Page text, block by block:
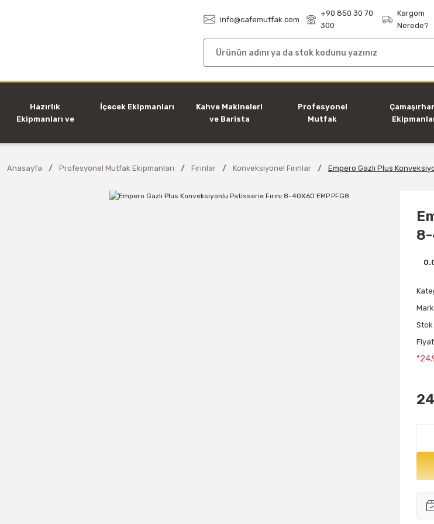
info@cafemutfak.com
+90 850 30 70
300
Kargom
Nerede?
Hazırlık
Ekipmanları ve
İçecek Ekipmanları
Kahve Makineleri
ve Barista
Profesyonel
Mutfak
Anasayfa Profesyonel Mutfak Ekipmanları Fırınlar Konveksiyonel Fırınlar Empero Gazlı Plus
8-
Stok
Fiyat